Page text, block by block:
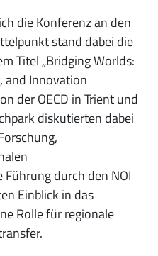
die Konferenz an den
stand dabei die
Titel „Bridging Worlds:
and Innovation
der OECD in Trient und
diskutierten dabei
durch den NOI
Einblick in das
Rolle für regionale